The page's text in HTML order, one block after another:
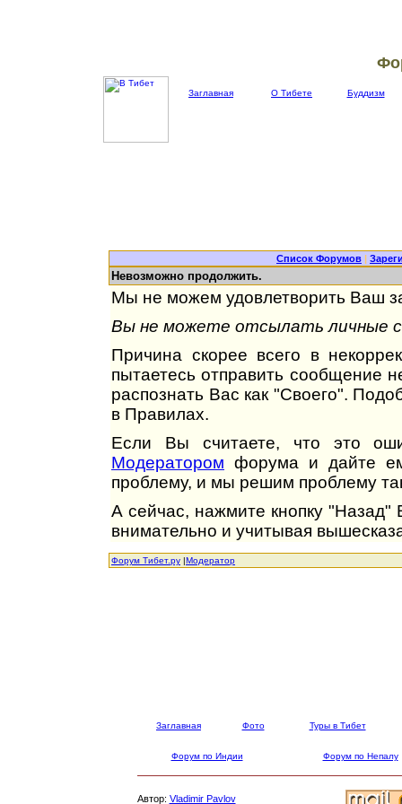
Заглавная О Тибете Буддизм
Список Форумов |
Невозможно продолжить.
Мы не можем удовлетворить Ваш
Вы не можете отсылать личные
Причина скорее всего в
пытаетесь отправить сообщение
распознать Вас как "Своего".
в Правилах.
Если Вы считаете, что это
Модератором форума и дайте
проблему, и мы решим проблему
А сейчас, нажмите кнопку
внимательно и учитывая
Форум Тибет.ру |Модератор
Заглавная Фото Туры в Тибет
Форум по Индии Форум по Непалу
Автор: Vladimir Pavlov